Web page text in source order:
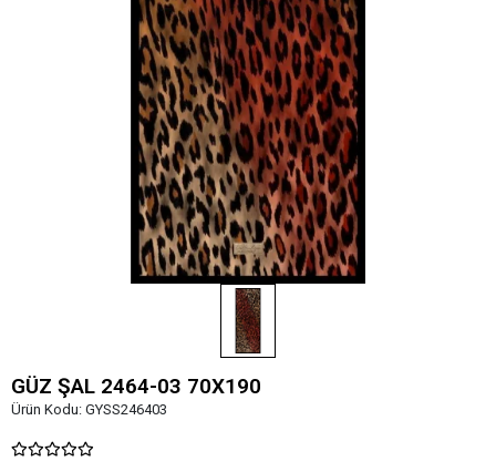
GÜZ ŞAL 2464-03 70X190
Ürün Kodu: GYSS246403